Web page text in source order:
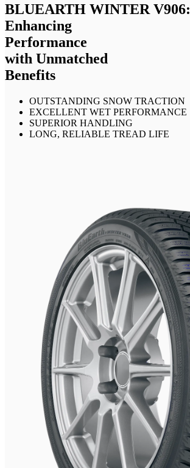
BLUEARTH WINTER V906:
Enhancing
Performance
with Unmatched
Benefits
OUTSTANDING SNOW TRACTION
EXCELLENT WET PERFORMANCE
SUPERIOR HANDLING
LONG, RELIABLE TREAD LIFE